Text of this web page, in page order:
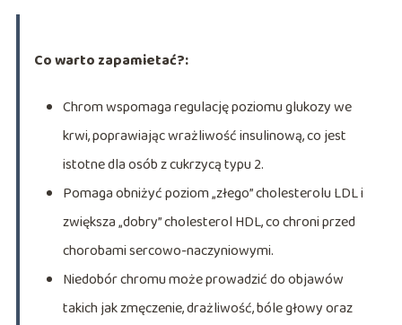
Co warto zapamietać?:
Chrom wspomaga regulację poziomu glukozy we
krwi, poprawiając wrażliwość insulinową, co jest
istotne dla osób z cukrzycą typu 2.
Pomaga obniżyć poziom „złego” cholesterolu LDL i
zwiększa „dobry” cholesterol HDL, co chroni przed
chorobami sercowo-naczyniowymi.
Niedobór chromu może prowadzić do objawów
takich jak zmęczenie, drażliwość, bóle głowy oraz